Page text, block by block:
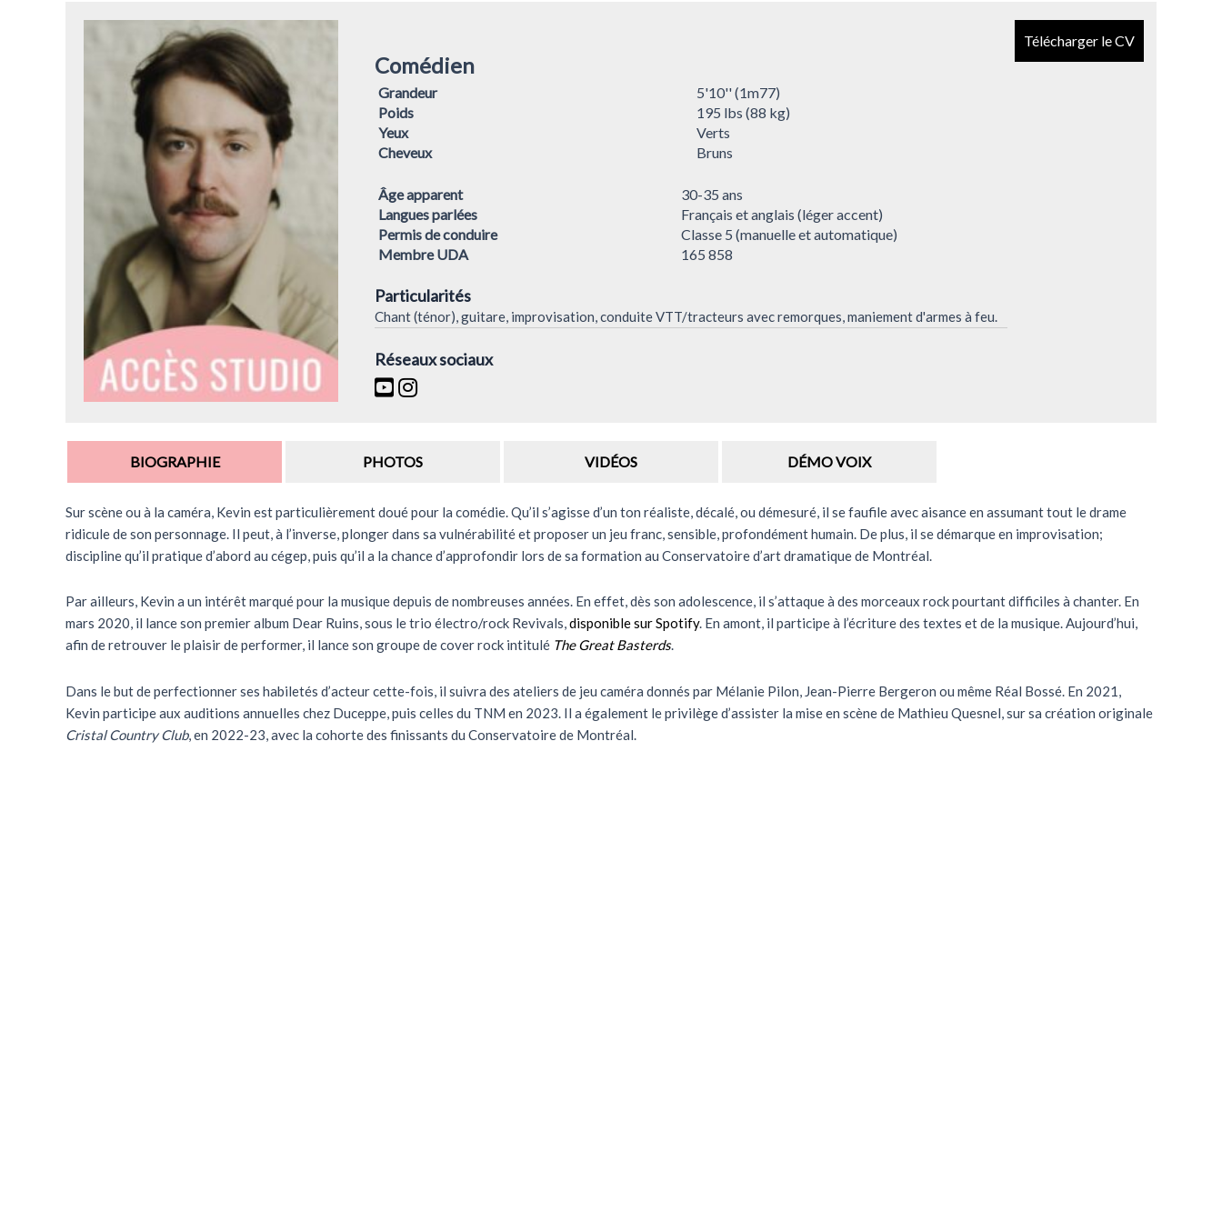
Comédien
Télécharger le CV
Grandeur
5'10'' (1m77)
Poids
195 lbs (88 kg)
Yeux
Verts
Cheveux
Bruns
Âge apparent
30-35 ans
Langues parlées
Français et anglais (léger accent)
Permis de conduire
Classe 5 (manuelle et automatique)
Membre UDA
165 858
Particularités
Chant (ténor), guitare, improvisation, conduite VTT/tracteurs avec remorques, maniement d'armes à feu.
Réseaux sociaux
BIOGRAPHIE PHOTOS VIDÉOS DÉMO VOIX
Sur scène ou à la caméra, Kevin est particulièrement doué pour la comédie. Qu’il s’agisse d’un ton réaliste, décalé, ou démesuré, il se faufile avec aisance en assumant tout le drame
ridicule de son personnage. Il peut, à l’inverse, plonger dans sa vulnérabilité et proposer un jeu franc, sensible, profondément humain. De plus, il se démarque en improvisation;
discipline qu’il pratique d’abord au cégep, puis qu’il a la chance d’approfondir lors de sa formation au Conservatoire d’art dramatique de Montréal.
Par ailleurs, Kevin a un intérêt marqué pour la musique depuis de nombreuses années. En effet, dès son adolescence, il s’attaque à des morceaux rock pourtant difficiles à chanter. En
mars 2020, il lance son premier album Dear Ruins, sous le trio électro/rock Revivals,disponible sur Spotify. En amont, il participe à l’écriture des textes et de la musique. Aujourd’hui,
afin de retrouver le plaisir de performer, il lance son groupe de cover rock intitulé The Great Basterds.
Dans le but de perfectionner ses habiletés d’acteur cette-fois, il suivra des ateliers de jeu caméra donnés par Mélanie Pilon, Jean-Pierre Bergeron ou même Réal Bossé. En 2021,
Kevin participe aux auditions annuelles chez Duceppe, puis celles du TNM en 2023. Il a également le privilège d’assister la mise en scène de Mathieu Quesnel, sur sa création originale
Cristal Country Club, en 2022-23, avec la cohorte des finissants du Conservatoire de Montréal.